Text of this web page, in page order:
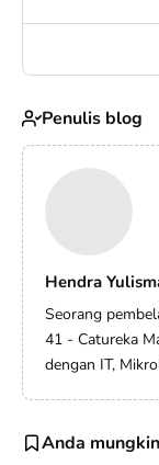
Penulis blog
Hendra
Seorang
41 - Catureka
dengan IT,
Anda